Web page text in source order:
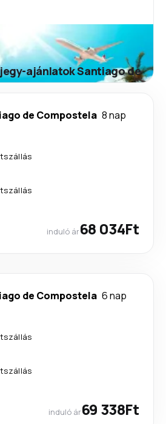
ajánlatok Santiago de
de Compostela 8 nap
induló ár68 034Ft
de Compostela 6 nap
induló ár69 338Ft